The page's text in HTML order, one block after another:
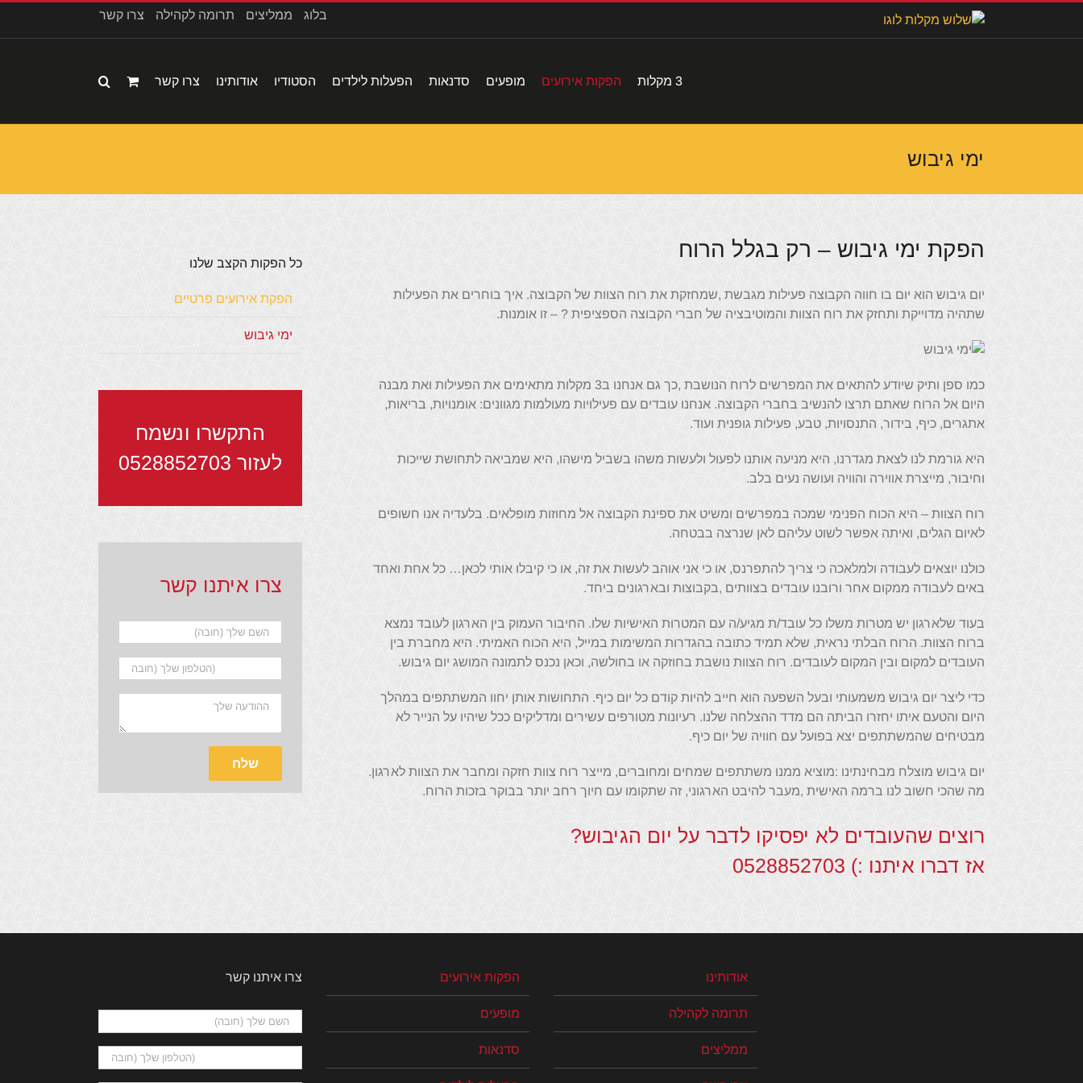
בלוג ממליצים תרומה לקהילה צרו קשר
3 מקלות הפקות אירועים מופעים סדנאות הפעלות לילדים הסטודיו אודותינו צרו קשר
ימי גיבוש
הפקת ימי גיבוש – רק בגלל הרוח
יום גיבוש הוא יום בו חווה הקבוצה פעילות מגבשת ,שמחזקת את רוח הצוות של הקבוצה. איך בוחרים את הפעילות
שתהיה מדוייקת ותחזק את רוח הצוות והמוטיבציה של חברי הקבוצה הספציפית ? – זו אומנות.
כמו ספן ותיק שיודע להתאים את המפרשים לרוח הנושבת ,כך גם אנחנו ב3 מקלות מתאימים את הפעילות ואת מבנה
היום אל הרוח שאתם תרצו להנשיב בחברי הקבוצה. אנחנו עובדים עם פעילויות מעולמות מגוונים: אומנויות, בריאות,
אתגרים, כיף, בידור, התנסויות, טבע, פעילות גופנית ועוד.
היא גורמת לנו לצאת מגדרנו, היא מניעה אותנו לפעול ולעשות משהו בשביל מישהו, היא שמביאה לתחושת שייכות
וחיבור, מייצרת אווירה והוויה ועושה נעים בלב.
רוח הצוות – היא הכוח הפנימי שמכה במפרשים ומשיט את ספינת הקבוצה אל מחוזות מופלאים. בלעדיה אנו חשופים
לאיום הגלים, ואיתה אפשר לשוט עליהם לאן שנרצה בבטחה.
כולנו יוצאים לעבודה ולמלאכה כי צריך להתפרנס, או כי אני אוהב לעשות את זה, או כי קיבלו אותי לכאן… כל אחת ואחד
באים לעבודה ממקום אחר ורובנו עובדים בצוותים ,בקבוצות ובארגונים ביחד.
בעוד שלארגון יש מטרות משלו כל עובד/ת מגיע/ה עם המטרות האישיות שלו. החיבור העמוק בין הארגון לעובד נמצא
ברוח הצוות. הרוח הבלתי נראית, שלא תמיד כתובה בהגדרות המשימות במייל, היא הכוח האמיתי. היא מחברת בין
העובדים למקום ובין המקום לעובדים. רוח הצוות נושבת בחוזקה או בחולשה, וכאן נכנס לתמונה המושג יום גיבוש.
כדי ליצר יום גיבוש משמעותי ובעל השפעה הוא חייב להיות קודם כל יום כיף. התחושות אותן יחוו המשתתפים במהלך
היום והטעם איתו יחזרו הביתה הם מדד ההצלחה שלנו. רעיונות מטורפים עשירים ומדליקים ככל שיהיו על הנייר לא
מבטיחים שהמשתתפים יצא בפועל עם חוויה של יום כיף.
יום גיבוש מוצלח מבחינתינו :מוציא ממנו משתתפים שמחים ומחוברים, מייצר רוח צוות חזקה ומחבר את הצוות לארגון.
מה שהכי חשוב לנו ברמה האישית ,מעבר להיבט הארגוני, זה שתקומו עם חיוך רחב יותר בבוקר בזכות הרוח.
רוצים שהעובדים לא יפסיקו לדבר על יום הגיבוש?
אז דברו איתנו :) 0528852703
כל הפקות הקצב שלנו
הפקת אירועים פרטיים
ימי גיבוש
התקשרו ונשמח
לעזור 0528852703
צרו איתנו קשר
אודותינו
תרומה לקהילה
ממליצים
הפקות אירועים
מופעים
סדנאות
צרו איתנו קשר